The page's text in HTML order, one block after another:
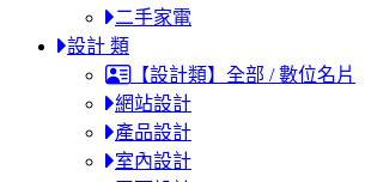
二手家電
設計 類
【設計類】全部 / 數位名片
網站設計
產品設計
室內設計